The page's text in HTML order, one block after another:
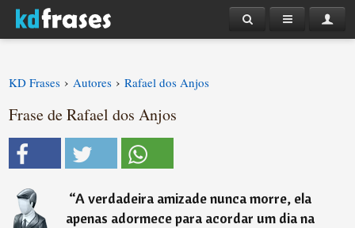
KD Frases › Autores › Rafael dos Anjos
Frase de Rafael dos Anjos
“A verdadeira amizade nunca morre, ela
apenas adormece para acordar um dia na